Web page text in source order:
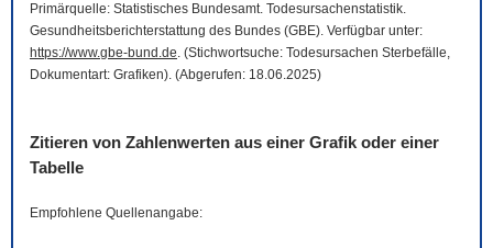
Primärquelle: Statistisches Bundesamt. Todesursachenstatistik.
Gesundheitsberichterstattung des Bundes (GBE). Verfügbar unter:
https://www.gbe-bund.de. (Stichwortsuche: Todesursachen Sterbefälle,
Dokumentart: Grafiken). (Abgerufen: 18.06.2025)
Zitieren von Zahlenwerten aus einer Grafik oder einer
Tabelle
Empfohlene Quellenangabe: